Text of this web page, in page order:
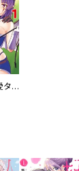
スーパー恋愛タイム！～現場でドＳな彼女は自宅でデレる～